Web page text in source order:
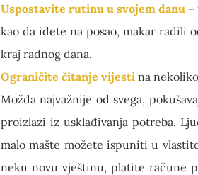
Uspostavite rutinu u svojem danu –
kao da idete na posao, makar radili
kraj radnog dana.
Ograničite čitanje vijestina
Možda najvažnije od svega,
proizlazi iz usklađivanja potreba.
malo mašte možete ispuniti u
neku novu vještinu, platite račune